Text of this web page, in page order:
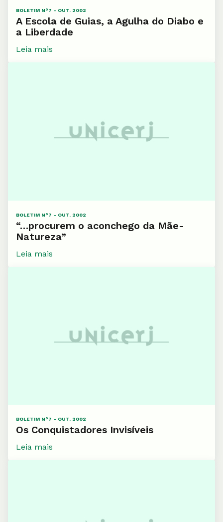
BOLETIM N°7 - OUT. 2002
A Escola de Guias, a Agulha do Diabo e
a Liberdade
Leia mais
BOLETIM N°7 - OUT. 2002
“…procurem o aconchego da Mãe-
Natureza”
Leia mais
BOLETIM N°7 - OUT. 2002
Os Conquistadores Invisíveis
Leia mais